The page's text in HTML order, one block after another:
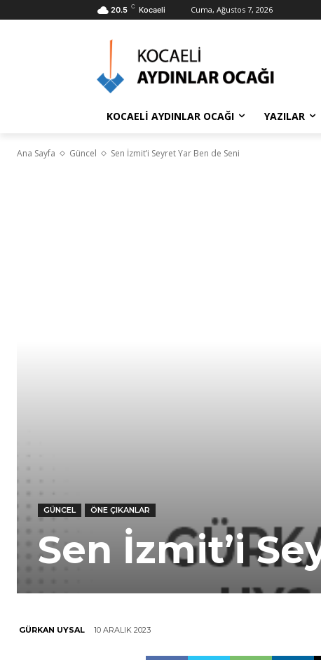
20.5 C Kocaeli Cuma, Ağustos 7, 2026
KOCAELİ AYDINLAR OCAĞI YAZILAR
Ana Sayfa Güncel Sen İzmit’i Seyret Yar Ben de Seni
GÜNCEL ÖNE ÇIKANLAR
Sen İzmit’i
GÜRKAN UYSAL 10 ARALIK 2023